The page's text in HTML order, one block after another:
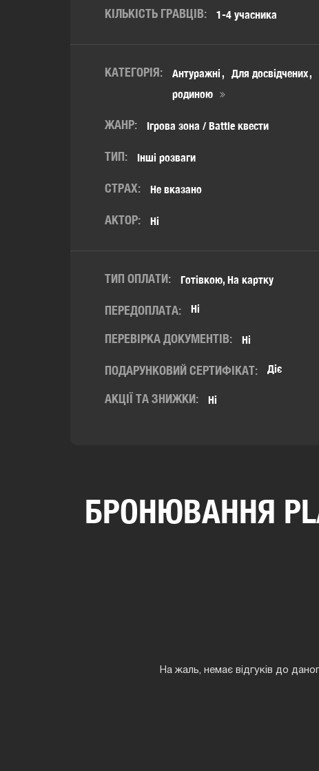
КІЛЬКІСТЬ ГРАВЦІВ: 1-4 учасника
КАТЕГОРІЯ: Антуражні Для досвідчених
родиною
ЖАНР: Ігрова зона / Battle квести
ТИП: Інші розваги
СТРАХ: Не вказано
АКТОР: Ні
ТИП ОПЛАТИ: Готівкою, На картку
ПЕРЕДОПЛАТА: Ні
ПЕРЕВІРКА ДОКУМЕНТІВ: Ні
ПОДАРУНКОВИЙ СЕРТИФІКАТ: Діє
АКЦІЇ ТА ЗНИЖКИ: Ні
БРОНЮВАННЯ
На жаль, немає відгуків до